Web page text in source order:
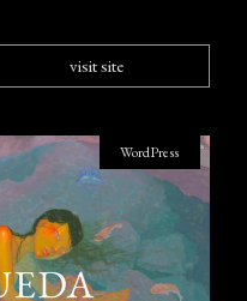
visit site
WordPress